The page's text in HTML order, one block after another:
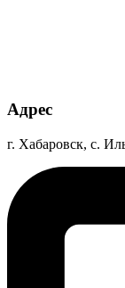
Адрес
г. Хабаровск, с.